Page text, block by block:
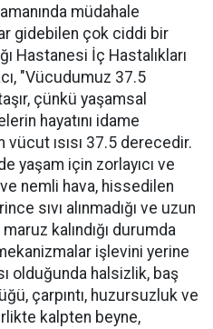
müdahale
gidebilen çok ciddi bir
Hastanesi İç Hastalıkları
"Vücudumuz 37.5
çünkü yaşamsal
hayatını idame
ısısı 37.5 derecedir.
yaşam için zorlayıcı ve
nemli hava, hissedilen
sıvı alınmadığı ve uzun
kalındığı durumda
işlevini yerine
olduğunda halsizlik, baş
çarpıntı, huzursuzluk ve
kalpten beyne,